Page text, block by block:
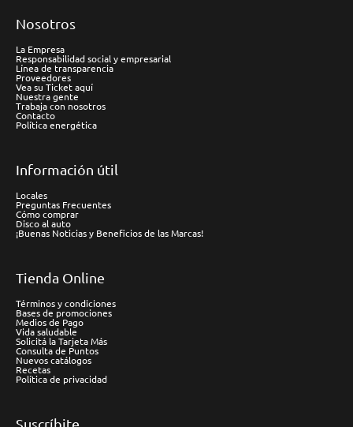
Nosotros
La Empresa
Responsabilidad social y empresarial
Línea de transparencia
Proveedores
Vea su Ticket aquí
Nuestra gente
Trabaja con nosotros
Contacto
Política energética
Información útil
Locales
Preguntas Frecuentes
Cómo comprar
Disco al auto
¡Buenas Noticias y Beneficios de las Marcas!
Tienda Online
Términos y condiciones
Bases de promociones
Medios de Pago
Vida saludable
Solicitá la Tarjeta Más
Consulta de Puntos
Nuevos catálogos
Recetas
Política de privacidad
Suscríbite